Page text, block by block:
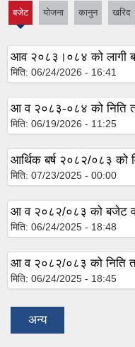
बजेट याेजना कानुन खरिद
आव २०८३।०८४ को लागी
मिति: 06/24/2026 - 16:41
आ व २०८३-०८४ को निति
मिति: 06/19/2026 - 11:25
आर्थिक बर्ष २०८२/०८३ को
मिति: 07/23/2025 - 00:00
आ व २०८२/०८३ को बजेट
मिति: 06/24/2025 - 18:48
आ व २०८२/०८३ को निति
मिति: 06/24/2025 - 18:45
अन्य